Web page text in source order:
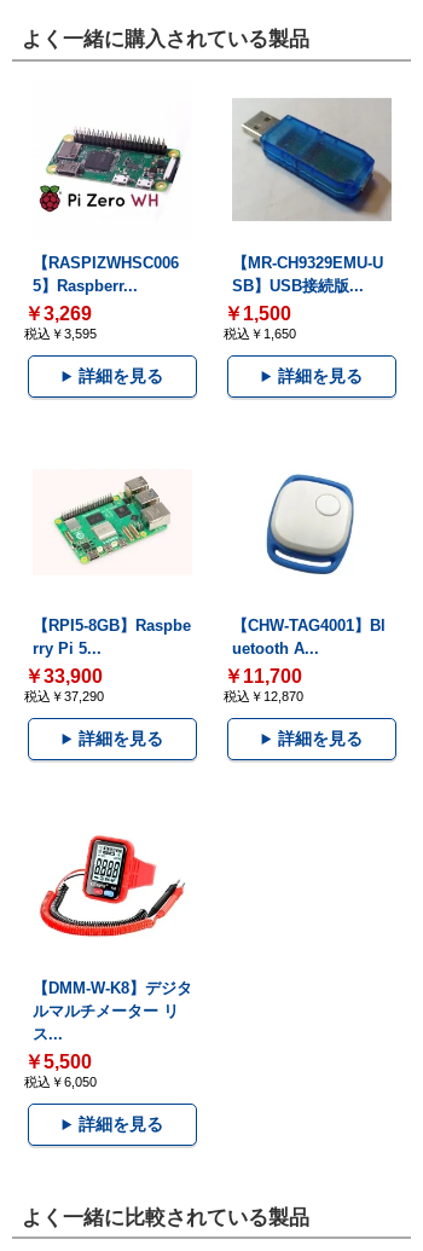
よく一緒に購入されている製品
【RASPIZWHSC006
5】Raspberr...
￥3,269
税込￥3,595
詳細を見る
【MR-CH9329EMU-U
SB】USB接続版...
￥1,500
税込￥1,650
詳細を見る
【RPI5-8GB】Raspbe
rry Pi 5...
￥33,900
税込￥37,290
詳細を見る
【CHW-TAG4001】Bl
uetooth A...
￥11,700
税込￥12,870
詳細を見る
【DMM-W-K8】デジタ
ルマルチメーター リ
ス...
￥5,500
税込￥6,050
詳細を見る
よく一緒に比較されている製品